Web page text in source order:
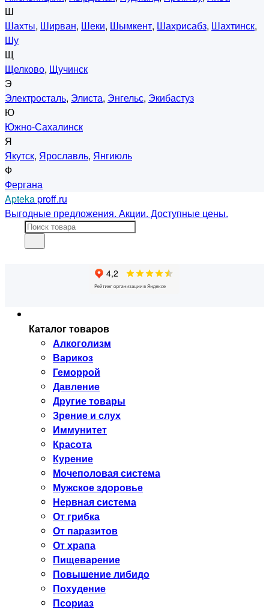
Ш
Шахты, Ширван, Шеки, Шымкент, Шахрисабз, Шахтинск,
Шу
Щ
Щелково, Щучинск
Э
Электросталь, Элиста, Энгельс, Экибастуз
Ю
Южно-Сахалинск
Я
Якутск, Ярославль, Янгиюль
Ф
Фергана
Aptekaproff.ru
Выгодные предложения. Акции. Доступные цены.
Каталог товаров
Алкоголизм
Варикоз
Геморрой
Давление
Другие товары
Зрение и слух
Иммунитет
Красота
Курение
Мочеполовая система
Мужское здоровье
Нервная система
От грибка
От паразитов
От храпа
Пищеварение
Повышение либидо
Похудение
Псориаз